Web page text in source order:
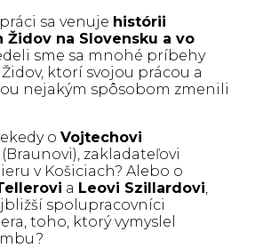
sa venuje histórii
Židov na Slovensku a vo
sme sa mnohé príbehy
ktorí svojou prácou a
nejakým spôsobom zmenili
o Vojtechovi
(Braunovi), zakladateľovi
v Košiciach? Alebo o
a Leovi Szillardovi,
spolupracovníci
toho, ktorý vymyslel